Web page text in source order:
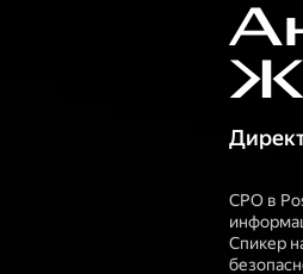
CPO в
Спикер